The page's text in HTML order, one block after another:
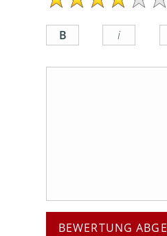
BEWERTUNG